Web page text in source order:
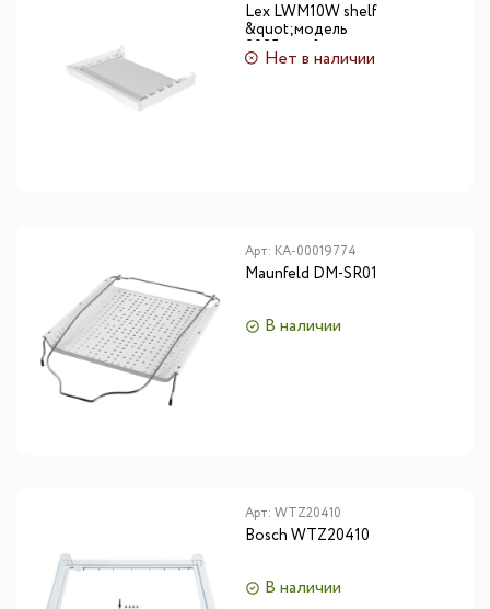
Lex LWM10W shelf
&quot;модель
2025года&quot;
Нет в наличии
Арт: КА-00019774
Maunfeld DM-SR01
В наличии
Арт: WTZ20410
Bosch WTZ20410
В наличии